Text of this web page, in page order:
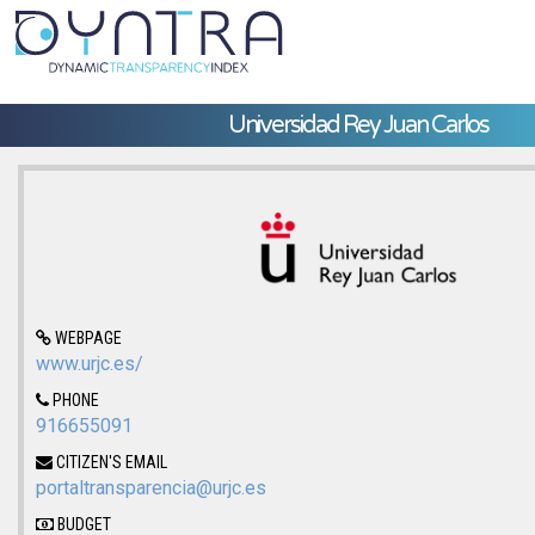
Universidad Rey Juan Carlos
WEBPAGE
www.urjc.es/
PHONE
916655091
CITIZEN'S EMAIL
portaltransparencia@urjc.es
BUDGET